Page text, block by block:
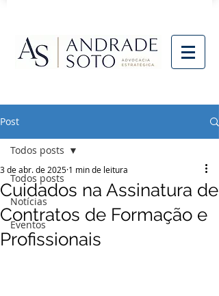
Post
Todos posts
Notícias
Eventos
Todos posts
Cuidados na Assinatura de
Contratos de Formação e
Profissionais
3 de abr. de 2025 1 min de leitura